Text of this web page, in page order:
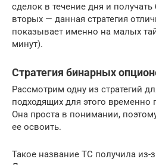
сделок в течение дня и
вторых — данная стратегия
показывает именно на малых
минут).
Стратегия бинарных
Рассмотрим одну из стратегий
подходящих для этого временно
Она проста в понимании,
ее освоить.
Такое название ТС получила из-